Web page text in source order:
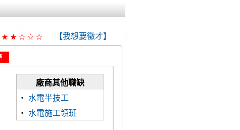
★ ★ ☆ ☆ ☆ 【我想要徵才】
廠商其他職缺
‧ 水電半技工
‧ 水電施工領班